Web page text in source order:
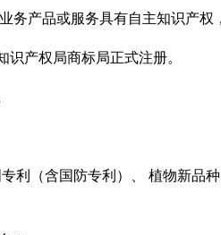
务产品或服务具有自主知识产权
识产权局商标局正式注册。
专利（含国防专利）、 植物新